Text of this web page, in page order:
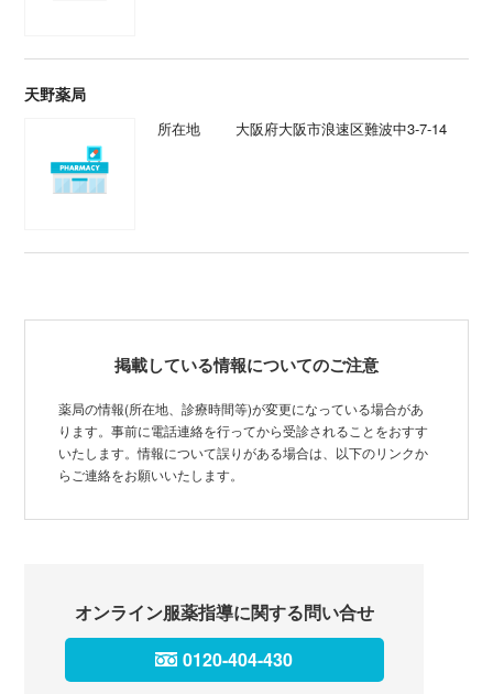
天野薬局
所在地 大阪府大阪市浪速区難波中3-7-14
掲載している情報についてのご注意
薬局の情報(所在地、診療時間等)が変更になっている場合があ
ります。事前に電話連絡を行ってから受診されることをおすす
いたします。情報について誤りがある場合は、以下のリンクか
らご連絡をお願いいたします。
オンライン服薬指導に関する問い合せ
0120-404-430